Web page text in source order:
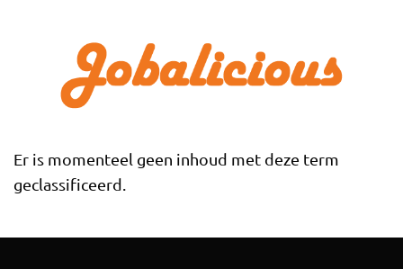
Er is momenteel geen inhoud met deze term
geclassificeerd.